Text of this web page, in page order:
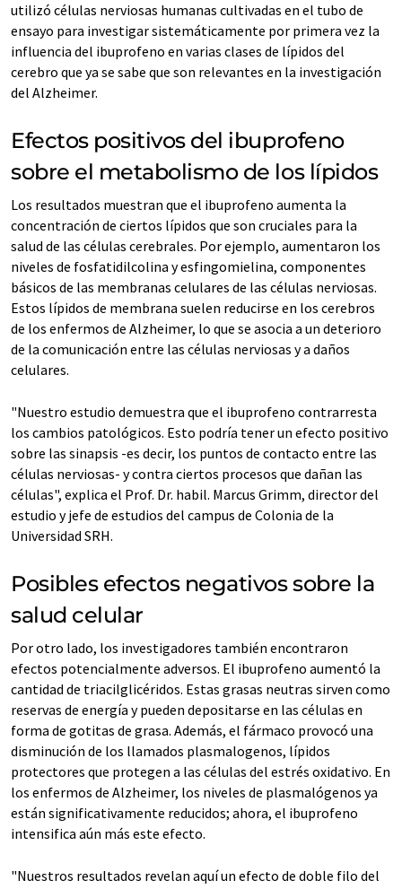
utilizó células nerviosas humanas cultivadas en el tubo de
ensayo para investigar sistemáticamente por primera vez la
influencia del ibuprofeno en varias clases de lípidos del
cerebro que ya se sabe que son relevantes en la investigación
del Alzheimer.
Efectos positivos del ibuprofeno
sobre el metabolismo de los lípidos
Los resultados muestran que el ibuprofeno aumenta la
concentración de ciertos lípidos que son cruciales para la
salud de las células cerebrales. Por ejemplo, aumentaron los
niveles de fosfatidilcolina y esfingomielina, componentes
básicos de las membranas celulares de las células nerviosas.
Estos lípidos de membrana suelen reducirse en los cerebros
de los enfermos de Alzheimer, lo que se asocia a un deterioro
de la comunicación entre las células nerviosas y a daños
celulares.
"Nuestro estudio demuestra que el ibuprofeno contrarresta
los cambios patológicos. Esto podría tener un efecto positivo
sobre las sinapsis -es decir, los puntos de contacto entre las
células nerviosas- y contra ciertos procesos que dañan las
células", explica el Prof. Dr. habil. Marcus Grimm, director del
estudio y jefe de estudios del campus de Colonia de la
Universidad SRH.
Posibles efectos negativos sobre la
salud celular
Por otro lado, los investigadores también encontraron
efectos potencialmente adversos. El ibuprofeno aumentó la
cantidad de triacilglicéridos. Estas grasas neutras sirven como
reservas de energía y pueden depositarse en las células en
forma de gotitas de grasa. Además, el fármaco provocó una
disminución de los llamados plasmalogenos, lípidos
protectores que protegen a las células del estrés oxidativo. En
los enfermos de Alzheimer, los niveles de plasmalógenos ya
están significativamente reducidos; ahora, el ibuprofeno
intensifica aún más este efecto.
"Nuestros resultados revelan aquí un efecto de doble filo del